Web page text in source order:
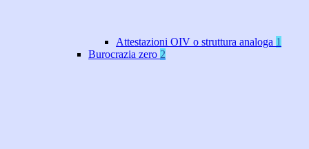
Attestazioni OIV o struttura analoga 1
Burocrazia zero 2